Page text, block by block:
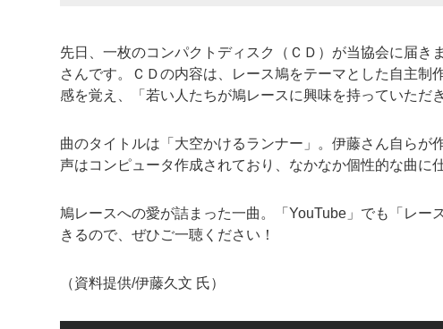
先日、一枚のコンパクトディスク（ＣＤ）が当協会に届
さんです。ＣＤの内容は、レース鳩をテーマとした自主
感を覚え、「若い人たちが鳩レースに興味を持っていただ
曲のタイトルは「大空かけるランナー」。伊藤さん自ら
声はコンピュータ作成されており、なかなか個性的な曲に
鳩レースへの愛が詰まった一曲。「YouTube」でも「レ
きるので、ぜひご一聴ください！
（資料提供/伊藤久文 氏）